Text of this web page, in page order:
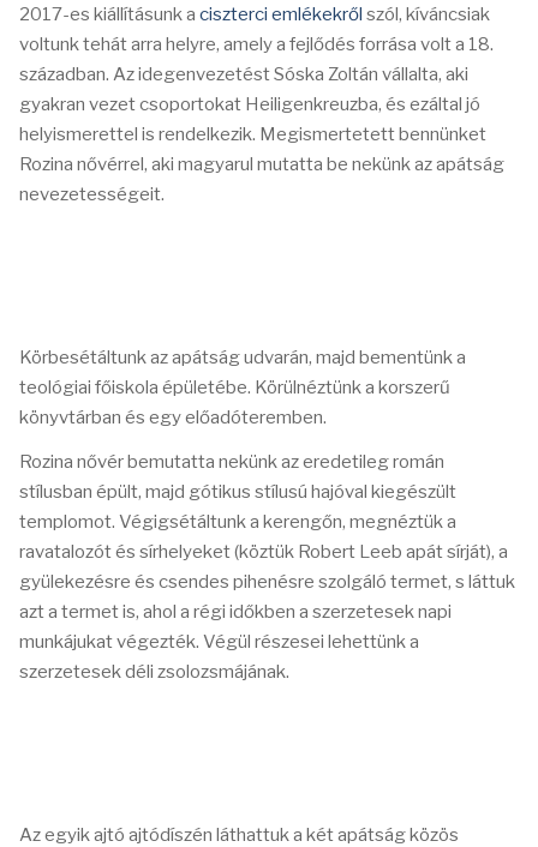
2017-es kiállításunk a ciszterci emlékekről szól, kíváncsiak
voltunk tehát arra helyre, amely a fejlődés forrása volt a 18.
században. Az idegenvezetést Sóska Zoltán vállalta, aki
gyakran vezet csoportokat Heiligenkreuzba, és ezáltal jó
helyismerettel is rendelkezik. Megismertetett bennünket
Rozina nővérrel, aki magyarul mutatta be nekünk az apátság
nevezetességeit.
Körbesétáltunk az apátság udvarán, majd bementünk a
teológiai főiskola épületébe. Körülnéztünk a korszerű
könyvtárban és egy előadóteremben.
Rozina nővér bemutatta nekünk az eredetileg román
stílusban épült, majd gótikus stílusú hajóval kiegészült
templomot. Végigsétáltunk a kerengőn, megnéztük a
ravatalozót és sírhelyeket (köztük Robert Leeb apát sírját), a
gyülekezésre és csendes pihenésre szolgáló termet, s láttuk
azt a termet is, ahol a régi időkben a szerzetesek napi
munkájukat végezték. Végül részesei lehettünk a
szerzetesek déli zsolozsmájának.
Az egyik ajtó ajtódíszén láthattuk a két apátság közös